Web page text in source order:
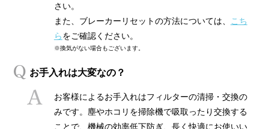
さい。
また、ブレーカーリセットの方法については、
こち
らをご確認ください。
※換気がない場合もございます。
お手入れは大変なの？
お客様によるお手入れはフィルターの清掃・交換の
みです。塵やホコリを掃除機で吸取ったり交換する
ことで、機械の効率低下防ぎ、長く快適にお使いい